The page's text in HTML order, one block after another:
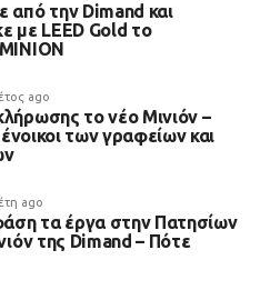
από την Dimand και
με LEED Gold το
ago
το νέο Μινιόν –
ένοικοι των γραφείων και
ago
τα έργα στην Πατησίων
της Dimand – Πότε